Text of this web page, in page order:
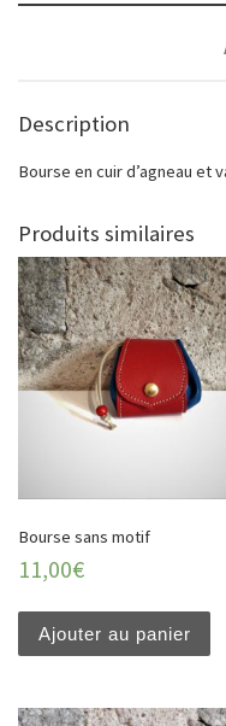
Description
Bourse en cuir d’agneau et
Produits similaires
Bourse sans motif
11,00€
Ajouter au panier